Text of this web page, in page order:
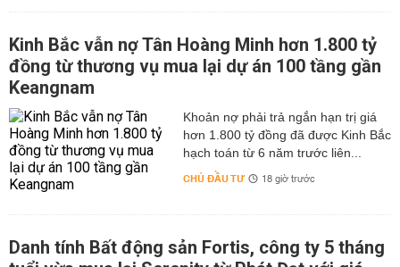
Kinh Bắc vẫn nợ Tân Hoàng Minh hơn 1.800 tỷ
đồng từ thương vụ mua lại dự án 100 tầng gần
Keangnam
hơn 1.800 tỷ đồng đã được Kinh Bắc
hạch toán từ 6 năm trước liên...
CHỦ ĐẦU TƯ 18 giờ trước
Danh tính Bất động sản Fortis, công ty 5 tháng